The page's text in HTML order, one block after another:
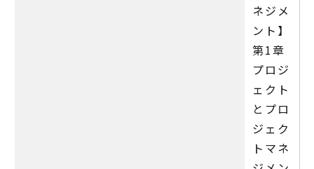
ネジメ
ント】
第1章
プロジ
ェクト
とプロ
ジェク
トマネ